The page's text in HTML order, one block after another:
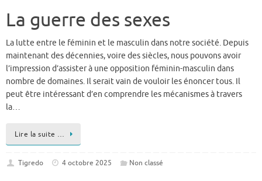
La guerre des sexes
La lutte entre le féminin et le masculin dans notre société. Depuis
maintenant des décennies, voire des siècles, nous pouvons avoir
l’impression d’assister à une opposition féminin-masculin dans
nombre de domaines. Il serait vain de vouloir les énoncer tous. Il
peut être intéressant d’en comprendre les mécanismes à travers
la…
Lire la suite …
Tigredo 4 octobre 2025 Non classé